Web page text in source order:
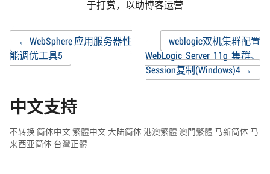
于打赏，以助博客运营
Post
navigation
← WebSphere 应用服务器性
能调优工具5
weblogic双机集群配置
WebLogic_Server_11g_集群、
Session复制(Windows)4→
中文支持
不转换 简体中文 繁體中文 大陆简体 港澳繁體 澳門繁體 马新简体 马
来西亚简体 台灣正體